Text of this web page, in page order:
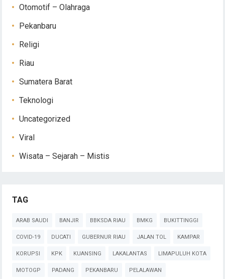
Otomotif – Olahraga
Pekanbaru
Religi
Riau
Sumatera Barat
Teknologi
Uncategorized
Viral
Wisata – Sejarah – Mistis
TAG
ARAB SAUDI BANJIR BBKSDA RIAU BMKG BUKITTINGGI
COVID-19 DUCATI GUBERNUR RIAU JALAN TOL KAMPAR
KORUPSI KPK KUANSING LAKALANTAS LIMAPULUH KOTA
MOTOGP PADANG PEKANBARU PELALAWAN